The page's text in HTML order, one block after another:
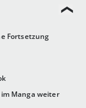
Fortsetzung
im Manga weiter